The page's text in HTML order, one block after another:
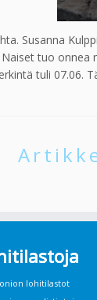
Susanna
tuo
tuli 07.06.
lohitilastot